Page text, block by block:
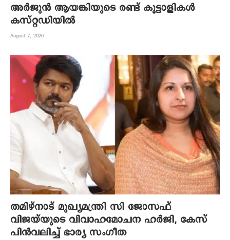
അര്‍ജുന്‍ ആയങ്കിയുടെ രണ്ട് കൂട്ടാളികള്‍
കസ്റ്റഡിയില്‍
August 7, 2026
തമിഴ്നാട് മുഖ്യമന്ത്രി സി ജോസഫ്
വിജയ്‌യുടെ വിവാഹമോചന ഹർജി, കേസ്
പിൻവലിച്ച് ഭാര്യ സംഗീത